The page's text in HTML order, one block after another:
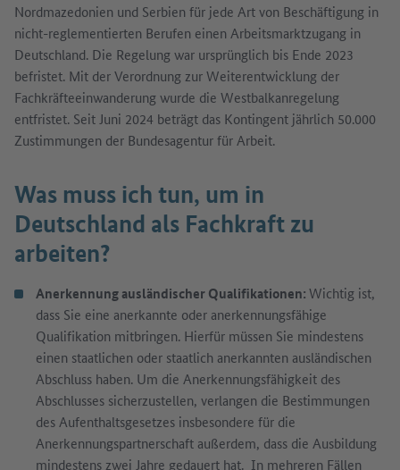
Nordmazedonien und Serbien für jede Art von Beschäftigung in
nicht-reglementierten Berufen einen Arbeitsmarktzugang in
Deutschland. Die Regelung war ursprünglich bis Ende 2023
befristet. Mit der Verordnung zur Weiterentwicklung der
Fachkräfteeinwanderung wurde die Westbalkanregelung
entfristet. Seit Juni 2024 beträgt das Kontingent jährlich 50.000
Zustimmungen der Bundesagentur für Arbeit.
Was muss ich tun, um in
Deutschland als Fachkraft zu
arbeiten?
Anerkennung ausländischer Qualifikationen:Wichtig ist,
dass Sie eine anerkannte oder anerkennungsfähige
Qualifikation mitbringen. Hierfür müssen Sie mindestens
einen staatlichen oder staatlich anerkannten ausländischen
Abschluss haben. Um die Anerkennungsfähigkeit des
Abschlusses sicherzustellen, verlangen die Bestimmungen
des Aufenthaltsgesetzes insbesondere für die
Anerkennungspartnerschaft außerdem, dass die Ausbildung
mindestens zwei Jahre gedauert hat. In mehreren Fällen